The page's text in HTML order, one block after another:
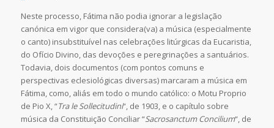
Neste processo, Fátima não podia ignorar a legislação
canónica em vigor que considera(va) a música (especialmente
o canto) insubstituível nas celebrações litúrgicas da Eucaristia,
do Ofício Divino, das devoções e peregrinações a santuários.
Todavia, dois documentos (com pontos comuns e
perspectivas eclesiológicas diversas) marcaram a música em
Fátima, como, aliás em todo o mundo católico: o Motu Proprio
de Pio X, “Tra le Sollecitudini“, de 1903, e o capítulo sobre
música da Constituição Conciliar “Sacrosanctum Concilium“, de